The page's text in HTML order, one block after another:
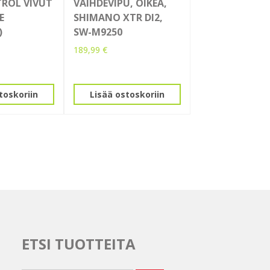
VIVUT
VAIHDEVIPU, OIKEA,
SHIMANO XTR DI2,
SW-M9250
189,99 €
Lisää ostoskoriin
ETSI TUOTTEITA